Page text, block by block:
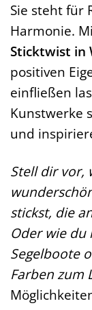
Sie steht für
Harmonie.
Sticktwist in
positiven
einfließen
Kunstwerke
und
Stell dir vor,
stickst, die
Oder wie du
Segelboote
Farben zum